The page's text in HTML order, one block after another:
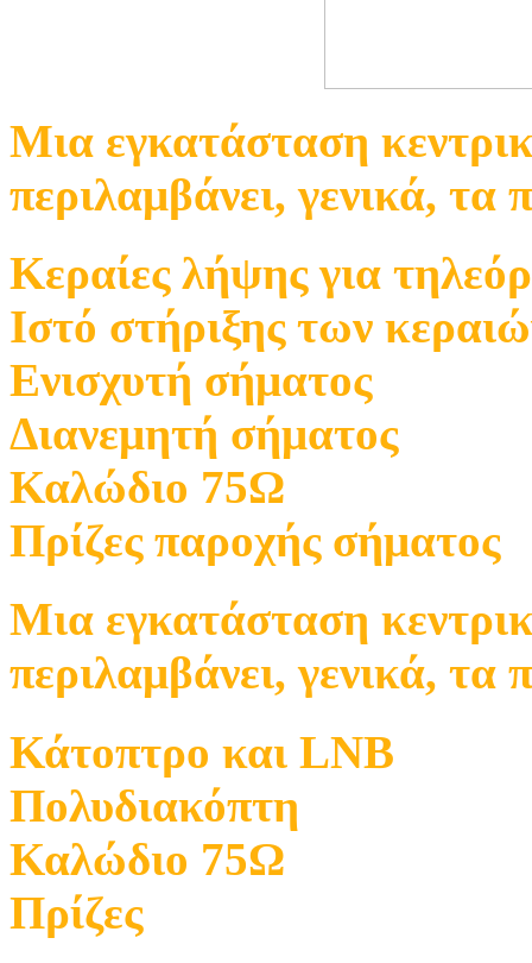
Μια εγκατάσταση
περιλαμβάνει, γενικά, τα
Κεραίες λήψης για
Ιστό στήριξης των
Ενισχυτή σήματος
Διανεμητή σήματος
Καλώδιο 75Ω
Πρίζες παροχής σήματος
Μια εγκατάσταση
περιλαμβάνει, γενικά, τα
Κάτοπτρο και LNB
Πολυδιακόπτη
Καλώδιο 75Ω
Πρίζες